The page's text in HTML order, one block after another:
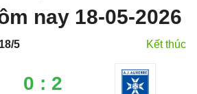
nay 18-05-2026
5 Kết thúc
0 : 2